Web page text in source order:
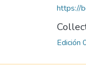
https://
Edición